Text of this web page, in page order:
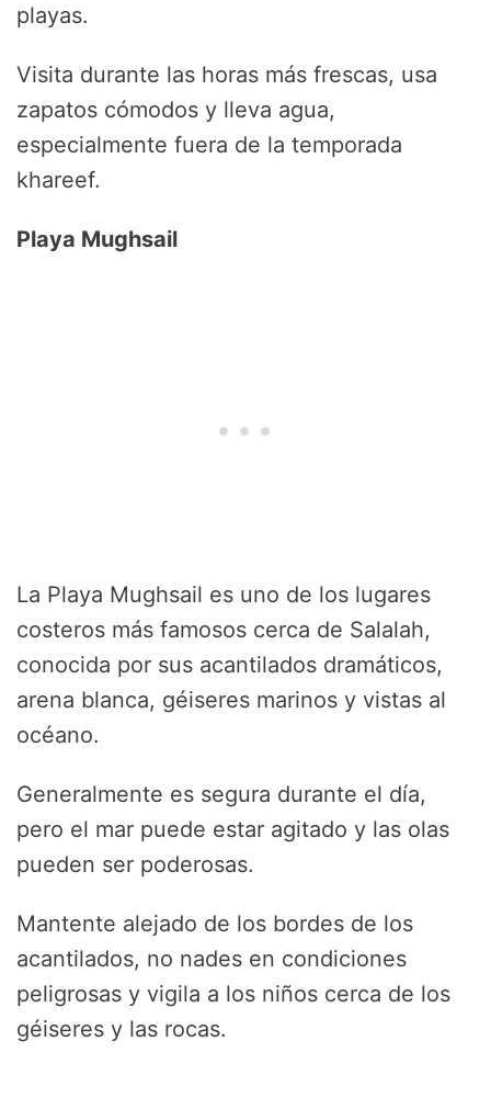
playas.
Visita durante las horas más frescas, usa
zapatos cómodos y lleva agua,
especialmente fuera de la temporada
khareef.
Playa Mughsail
La Playa Mughsail es uno de los lugares
costeros más famosos cerca de Salalah,
conocida por sus acantilados dramáticos,
arena blanca, géiseres marinos y vistas al
océano.
Generalmente es segura durante el día,
pero el mar puede estar agitado y las olas
pueden ser poderosas.
Mantente alejado de los bordes de los
acantilados, no nades en condiciones
peligrosas y vigila a los niños cerca de los
géiseres y las rocas.